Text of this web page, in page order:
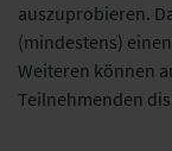
auszuprobieren.
(mindestens)
Weiteren können
Teilnehmenden